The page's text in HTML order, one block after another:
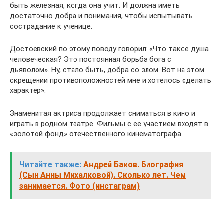
быть железная, когда она учит. И должна иметь
достаточно добра и понимания, чтобы испытывать
сострадание к ученице.
Достоевский по этому поводу говорил: «Что такое душа
человеческая? Это постоянная борьба бога с
дьяволом». Ну, стало быть, добра со злом. Вот на этом
скрещении противоположностей мне и хотелось сделать
характер».
Знаменитая актриса продолжает сниматься в кино и
играть в родном театре. Фильмы с ее участием входят в
«золотой фонд» отечественного кинематографа.
Читайте также: Андрей Баков. Биография
(Сын Анны Михалковой). Сколько лет. Чем
занимается. Фото (инстаграм)